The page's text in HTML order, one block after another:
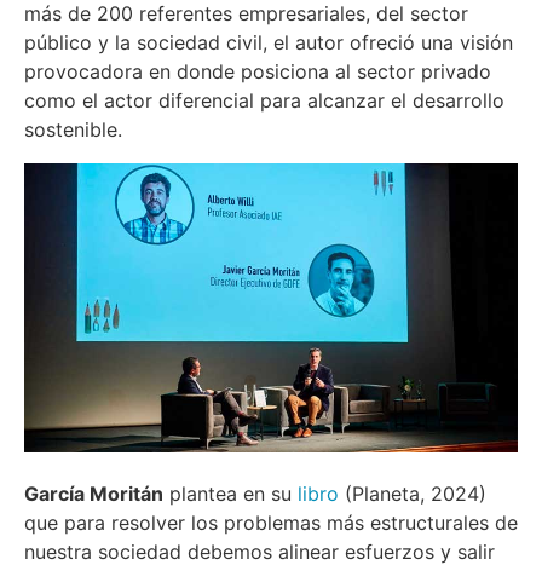
más de 200 referentes empresariales, del sector
público y la sociedad civil, el autor ofreció una visión
provocadora en donde posiciona al sector privado
como el actor diferencial para alcanzar el desarrollo
sostenible.
García Moritán plantea en su libro (Planeta, 2024)
que para resolver los problemas más estructurales de
nuestra sociedad debemos alinear esfuerzos y salir